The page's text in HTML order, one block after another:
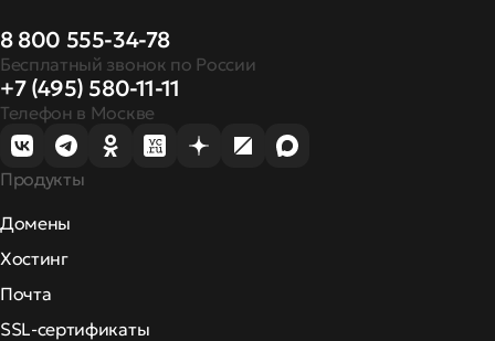
8 800 555-34-78
Бесплатный звонок по России
+7 (495) 580-11-11
Телефон в Москве
Продукты
Домены
Хостинг
Почта
SSL-сертификаты